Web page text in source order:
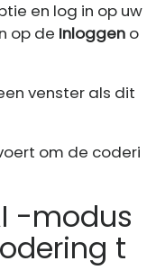
en log in op uw
op de Inloggen o
venster als dit
-modus
t